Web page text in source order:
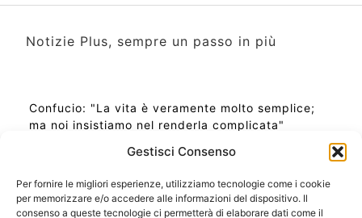
Gestisci Consenso
Per fornire le migliori esperienze, utilizziamo tecnologie come i cookie
per memorizzare e/o accedere alle informazioni del dispositivo. Il
consenso a queste tecnologie ci permetterà di elaborare dati come il
Notizie Plus, sempre un passo in più
Confucio: "La vita è veramente molto semplice;
ma noi insistiamo nel renderla complicata"
Ora Esatta in Italia in questo momento